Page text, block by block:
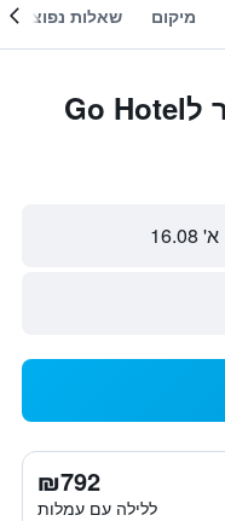
מיקום שאלות נפוצות
המבצעים הטובים ביותר לGo Hotel
א' 16.08
₪792
ללילה עם עמלות